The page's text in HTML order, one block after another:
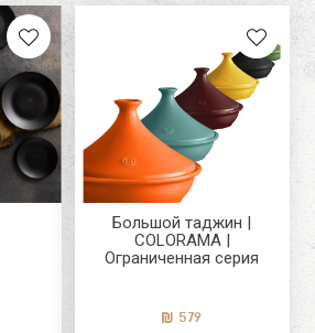
Большой таджин |
COLORAMA |
Ограниченная серия
579